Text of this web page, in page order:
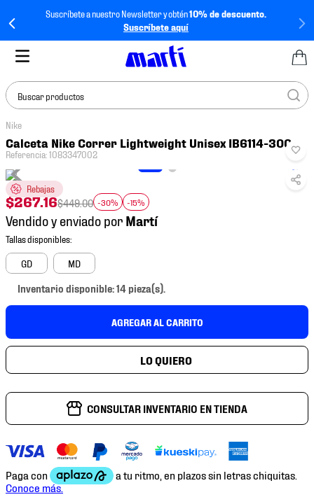
Suscríbete a nuestro Newsletter y obtén10% de descuento.
Suscríbete aquí
Buscar productos
Nike
Calceta Nike Correr Lightweight Unisex IB6114-300
Referencia:1083347002
Rebajas
$267.16$449.00 -30% -15%
Vendido y enviado por
GD MD
Inventario disponible: 14 pieza(s).
AGREGAR AL CARRITO
CONSULTAR INVENTARIO EN TIENDA
TÉRMINOS MÁS
BUSCADOS
1.
2.
tenis hombre
3.
tenis
4.
tenis futbol
5.
jersey
6.
mochila
8.
chivas
10. tenis nike